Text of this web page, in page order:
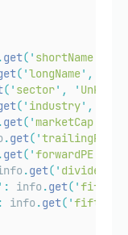
.get( ' shortName'
( 'longName' ,
( ' sector' , ' Unknown
( ' industry' ,
.get( 'marketCap'
.get( 'trailingPE
.get( 'forwardPE'
.get( '
: info .get( '
: info .get( '